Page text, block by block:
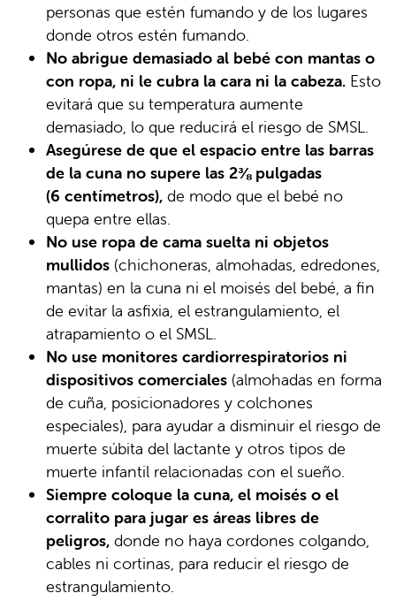
personas que estén fumando y de los lugares
donde otros estén fumando.
No abrigue demasiado al bebé con mantas o
con ropa, ni le cubra la cara ni la cabeza. Esto
evitará que su temperatura aumente
demasiado, lo que reducirá el riesgo de SMSL.
Asegúrese de que el espacio entre las barras
de la cuna no supere las 2⅜ pulgadas
(6 centímetros), de modo que el bebé no
quepa entre ellas.
No use ropa de cama suelta ni objetos
mullidos (chichoneras, almohadas, edredones,
mantas) en la cuna ni el moisés del bebé, a fin
de evitar la asfixia, el estrangulamiento, el
atrapamiento o el SMSL.
No use monitores cardiorrespiratorios ni
dispositivos comerciales (almohadas en forma
de cuña, posicionadores y colchones
especiales), para ayudar a disminuir el riesgo de
muerte súbita del lactante y otros tipos de
muerte infantil relacionadas con el sueño.
Siempre coloque la cuna, el moisés o el
corralito para jugar es áreas libres de
peligros, donde no haya cordones colgando,
cables ni cortinas, para reducir el riesgo de
estrangulamiento.